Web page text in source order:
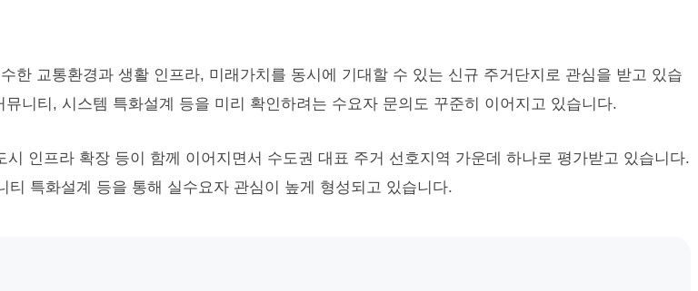
한 교통환경과 생활 인프라, 미래가치를 동시에 기대할 수 있는 신규 주거단지로 관심을 받고 있습
니티, 시스템 특화설계 등을 미리 확인하려는 수요자 문의도 꾸준히 이어지고 있습니다.
인프라 확장 등이 함께 이어지면서 수도권 대표 주거 선호지역 가운데 하나로 평가받고 있습니다.
특화설계 등을 통해 실수요자 관심이 높게 형성되고 있습니다.